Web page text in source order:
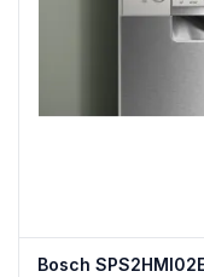
Bosch